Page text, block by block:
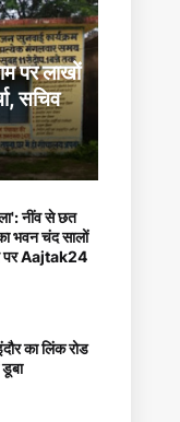
पर लाखों
सचिव
नींव से छत
भवन चंद सालों
पर Aajtak24
का लिंक रोड